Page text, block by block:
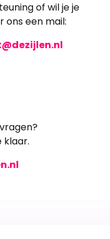
of wil je je
ons een mail:
klaar.